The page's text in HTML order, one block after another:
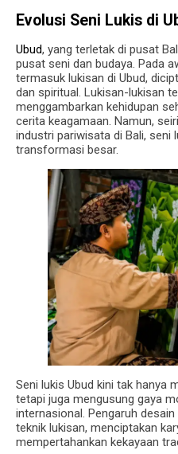
Evolusi Seni Lukis di
Ubud, yang terletak di pusat
pusat seni dan budaya. Pada
termasuk lukisan di Ubud,
dan spiritual. Lukisan-lukisan
menggambarkan kehidupan
cerita keagamaan. Namun,
industri pariwisata di Bali, seni
transformasi besar.
Seni lukis Ubud kini tak hanya
tetapi juga mengusung gaya
internasional. Pengaruh
teknik lukisan, menciptakan
mempertahankan kekayaan